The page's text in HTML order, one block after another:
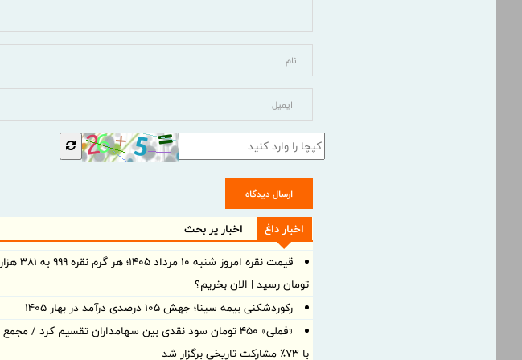
ارسال دیدگاه
اخبار داغ
اخبار پر بحث
قیمت نقره امروز شنبه ۱۰ مرداد ۱۴۰۵؛ هر گرم نقره ۹۹۹ به ۳۸۱ هزار
تومان رسید | الان بخریم؟
رکوردشکنی بیمه سینا؛ جهش 105 درصدی درآمد در بهار 1405
«فملی» ۴۵۰ تومان سود نقدی بین سهامداران تقسیم کرد / مجمع
با ۷۳٪ مشارکت تاریخی برگزار شد